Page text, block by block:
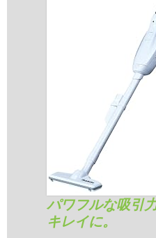
パワフルな吸引
キレイに。